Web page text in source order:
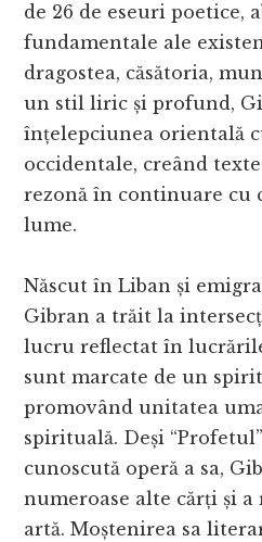
de 26 de eseuri poetice,
fundamentale ale
dragostea, căsătoria,
un stil liric și profund,
înțelepciunea orientală
occidentale, creând
rezonă în continuare
lume.
Născut în Liban și
Gibran a trăit la
lucru reflectat în
sunt marcate de un
promovând unitatea
spirituală. Deși
cunoscută operă a sa,
numeroase alte cărți și
artă. Moștenirea sa